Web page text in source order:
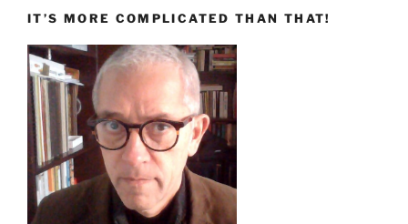
IT’S MORE COMPLICATED THAN THAT!